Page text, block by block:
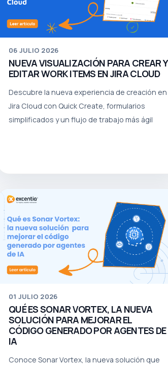
06 JULIO 2026
NUEVA VISUALIZACIÓN PARA CREAR Y
EDITAR WORK ITEMS EN JIRA CLOUD
Descubre la nueva experiencia de creación en
Jira Cloud con Quick Create, formularios
simplificados y un flujo de trabajo más ágil
01 JULIO 2026
QUÉ ES SONAR VORTEX, LA NUEVA
SOLUCIÓN PARA MEJORAR EL
CÓDIGO GENERADO POR AGENTES DE
IA
Conoce Sonar Vortex, la nueva solución que